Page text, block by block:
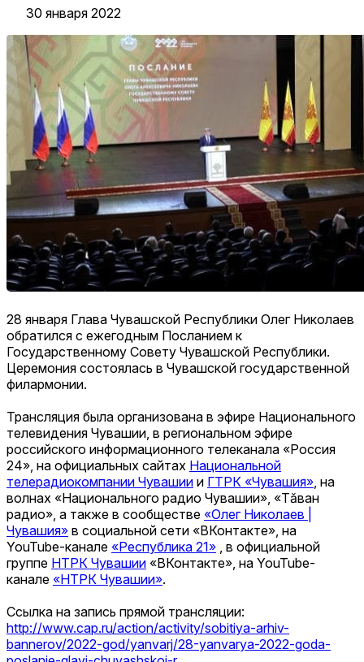
30 января 2022
28 января Глава Чувашской Республики Олег Николаев
обратился с ежегодным Посланием к
Государственному Совету Чувашской Республики.
Церемония состоялась в Чувашской государственной
филармонии.
Трансляция была организована в эфире Национального
телевидения Чувашии, в региональном эфире
российского информационного телеканала «Россия
24», на официальных сайтах Национальной
телерадиокомпании Чувашии и ГТРК «Чувашия», на
волнах «Национального радио Чувашии», «Тăван
радио», а также в сообществе «Олег Николаев |
Чувашия» в социальной сети «ВКонтакте», на
YouTube-канале «Республика 21» , в официальной
группе НТРК Чувашии «ВКонтакте», на YouTube-
канале «НТРК Чувашии».
Ссылка на запись прямой трансляции:
http://www.cap.ru/action/activity/sobitiya-arhiv-
bannerov/2022-god/yanvarj/28-yanvarya-2022-goda-